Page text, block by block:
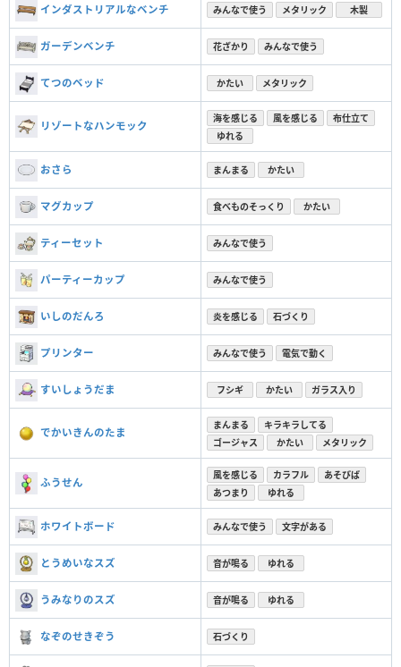
インダストリアルなベンチ みんなで使う メタリック 木製
ガーデンベンチ 花ざかり みんなで使う
てつのベッド かたい メタリック
リゾートなハンモック
海を感じる 風を感じる
布仕立て
ゆれる
おさら まんまる かたい
マグカップ 食べものそっくり かたい
ティーセット みんなで使う
パーティーカップ みんなで使う
いしのだんろ 炎を感じる 石づくり
プリンター みんなで使う 電気で動く
すいしょうだま フシギ かたい ガラス入り
でかいきんのたま
まんまる
キラキラしてる
ゴージャス
かたい メタリック
ふうせん
風を感じる カラフル
あそびば
あつまり
ゆれる
ホワイトボード みんなで使う 文字がある
とうめいなスズ 音が鳴る ゆれる
うみなりのスズ 音が鳴る ゆれる
なぞのせきぞう 石づくり